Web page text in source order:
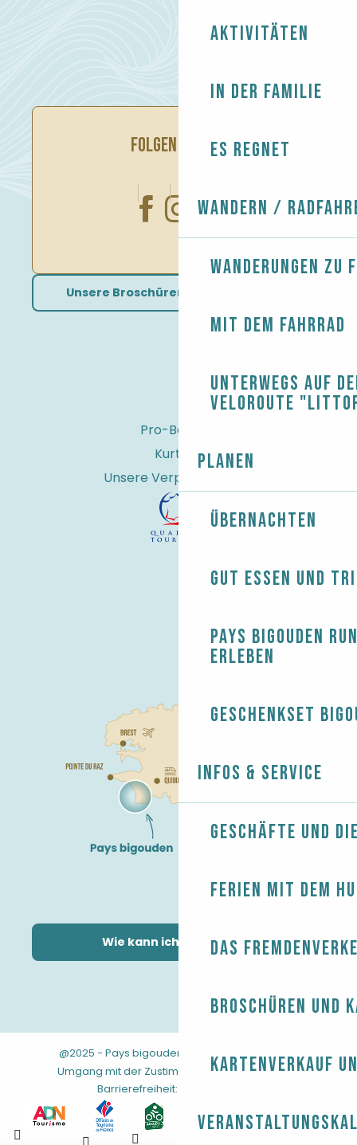
Aktivitäten
In der Familie
Es regnet
Wandern /
Wanderungen zu
Mit dem Fahrrad
Unterwegs auf
Veloroute
Planen
Übernachten
Gut essen und
Pays Bigouden
erleben
Geschenkset
Infos & Service
Geschäfte und
Ferien mit dem
Das
Broschüren und
Kartenverkauf
FOLGEN SIE UNS
Unsere Broschüren herunterladen
Pro-Bereich
Kurtaxe
Unsere Verpflichtungen
Wie kann ich kommen?
@2025 - Pays bigouden Rechtliche Hinweise
Umgang mit der Zustimmung
-AGB -Sitemap-
Barrierefreiheit: nicht konform